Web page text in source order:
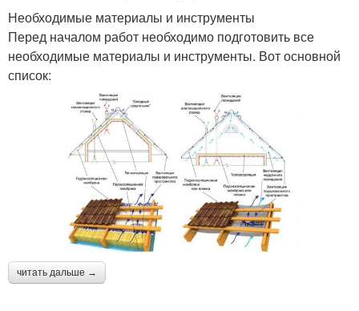
Необходимые материалы и инструменты
Перед началом работ необходимо подготовить все
необходимые материалы и инструменты. Вот основной
список:
читать дальше →